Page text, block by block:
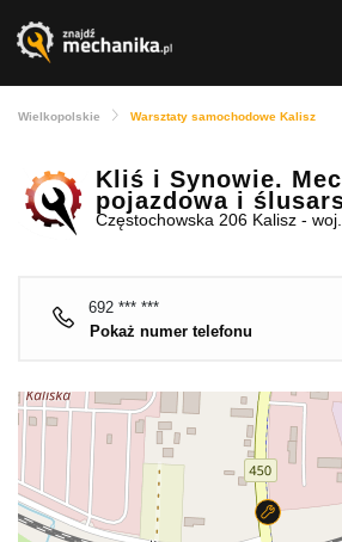
Wielkopolskie Warsztaty samochodowe Kalisz
Kliś i Synowie.
pojazdowa i
Częstochowska 206 Kalisz -
692 *** ***
Pokaż numer telefonu